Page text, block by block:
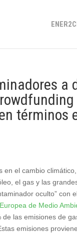
a
términos
en el cambio
el gas y las
oculto” con
de Medio
de las emisiones de
emisiones